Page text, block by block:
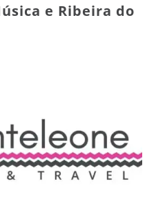
e Ribeira do